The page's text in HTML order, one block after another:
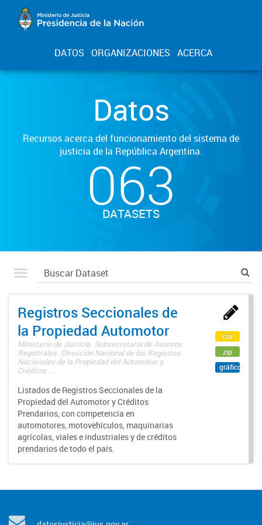
DATOS ORGANIZACIONES ACERCA
Datos
Recursos acerca del funcionamiento del sistema de
justicia de la República Argentina.
063
DATASETS
Registros Seccionales de
la Propiedad Automotor
Ministerio de Justicia. Subsecretaría de Asuntos
Registrales. Dirección Nacional de los Registros
Nacionales de la Propiedad del Automotor y
Créditos ...
Listados de Registros Seccionales de la
Propiedad del Automotor y Créditos
Prendarios, con competencia en
automotores, motovehículos, maquinarias
agrícolas, viales e industriales y de créditos
prendarios de todo el país.
csv
zip
gráfico